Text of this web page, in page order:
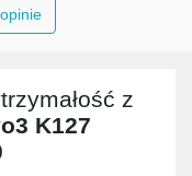
z
K127